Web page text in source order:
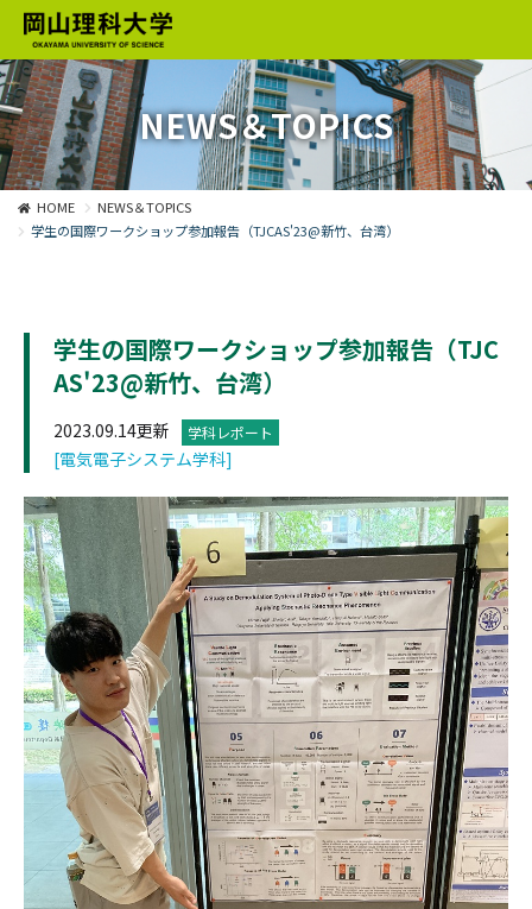
NEWS＆TOPICS
HOME
NEWS＆TOPICS
学生の国際ワークショップ参加報告（TJCAS'23@新竹、台湾）
学生の国際ワークショップ参加報告（TJC
AS'23@新竹、台湾）
2023.09.14更新 学科レポート
[電気電子システム学科]